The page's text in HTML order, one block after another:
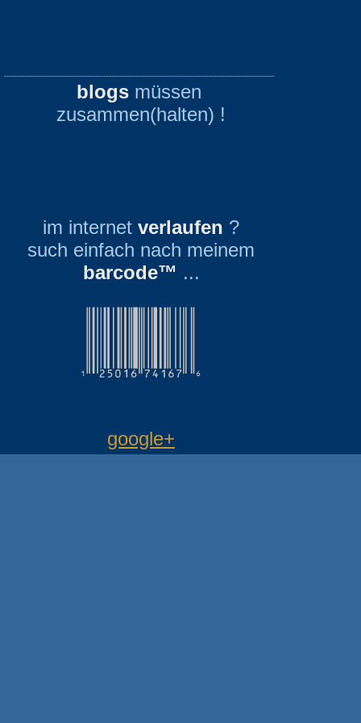
blogs müssen
zusammen(halten) !
im internet verlaufen ?
such einfach nach meinem
barcode™ ...
google+